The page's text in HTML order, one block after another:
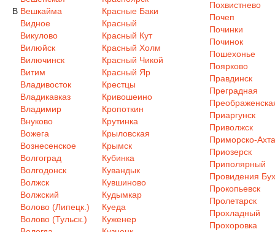
В Вешкайма
Видное
Викулово
Вилюйск
Вилючинск
Витим
Владивосток
Владикавказ
Владимир
Внуково
Вожега
Вознесенское
Волгоград
Волгодонск
Волжск
Волжский
Волово (Липецк.)
Волово (Тульск.)
Красные Баки
Красный
Красный Кут
Красный Холм
Красный Чикой
Красный Яр
Крестцы
Кривошеино
Кропоткин
Крутинка
Крыловская
Крымск
Кубинка
Кувандык
Кувшиново
Кудымкар
Куеда
Куженер
Похвистнево
Почеп
Починки
Починок
Пошехонье
Поярково
Правдинск
Преградная
Приаргунск
Приволжск
Приморско-
Приозерск
Приполярный
Провидения
Прокопьевск
Пролетарск
Прохладный
Прохоровка